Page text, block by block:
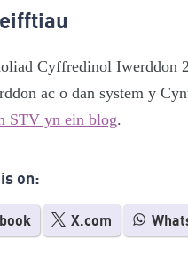
Cyffredinol Iwerddon
ac o dan system y
STV yn ein blog.
on:
X.com